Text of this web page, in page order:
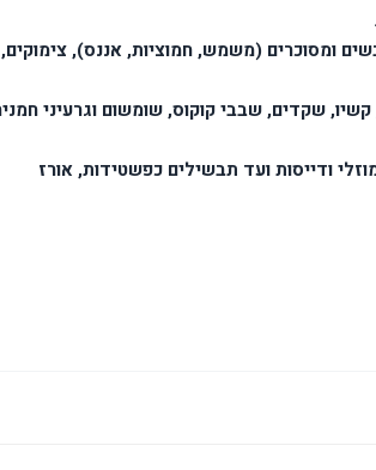
מלאה, פירות מיובשים ומסוכרים (משמש, חמוציות, אננס), צימוקים,
ודייסות ועד תבשילים כפשטידות, אורז